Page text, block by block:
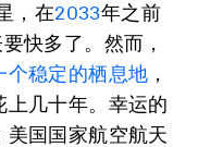
，在2033年之前
快多了。然而，
个稳定的栖息地 ，
几十年。幸运的
国国家航空航天